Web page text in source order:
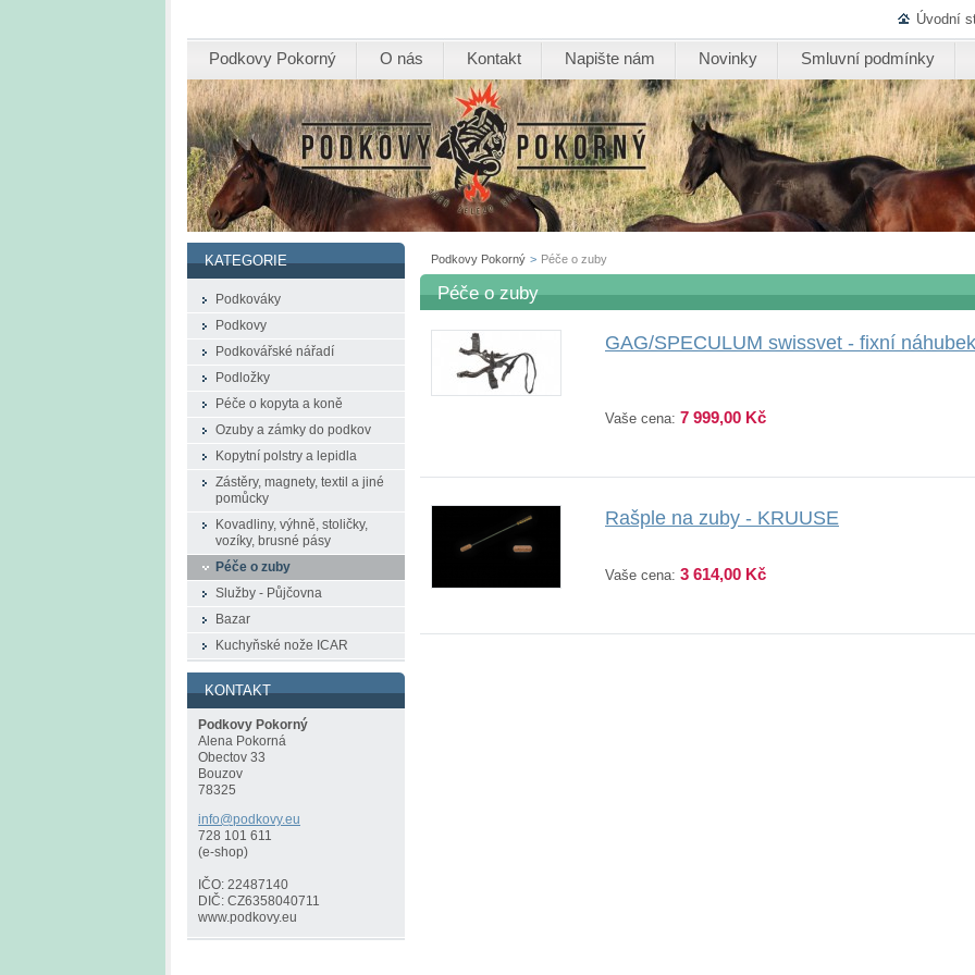
Úvodní
Podkovy Pokorný O nás Kontakt Napište nám Novinky Smluvní podmínky
Podkovy Pokorný > Péče o zuby
Péče o zuby
GAG/SPECULUM swissvet - fixní
Vaše cena: 7 999,00 Kč
Rašple na zuby - KRUUSE
Vaše cena: 3 614,00 Kč
KATEGORIE
Podkováky
Podkovy
Podkovářské nářadí
Podložky
Péče o kopyta a koně
Ozuby a zámky do podkov
Kopytní polstry a lepidla
Zástěry, magnety, textil a jiné
pomůcky
Kovadliny, výhně, stoličky,
vozíky, brusné pásy
Péče o zuby
Služby - Půjčovna
Bazar
Kuchyňské nože ICAR
KONTAKT
Podkovy Pokorný
Alena Pokorná
Obectov 33
Bouzov
78325
info@pod kovy.eu
728 101 611
(e-shop)
IČO: 22487140
DIČ: CZ6358040711
www.podkovy.eu